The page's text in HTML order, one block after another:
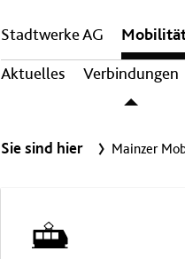
Hauptnavigation
Stadtwerke AG
Aktuelles
Verbindungen
Sie sind hier Mainzer
Straßenbahn